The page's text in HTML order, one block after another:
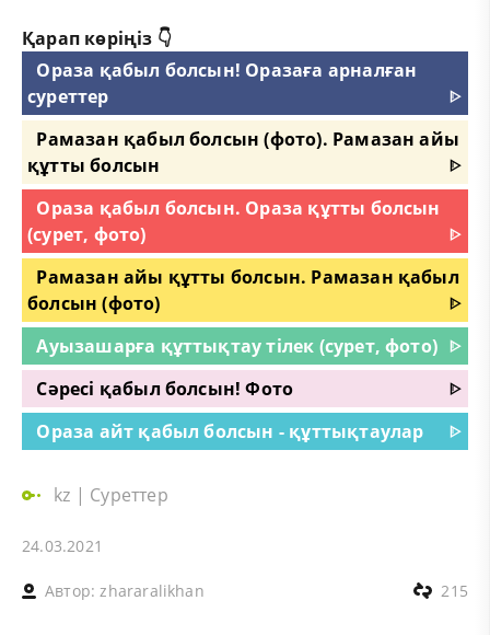
Қарап көріңіз 👇
Ораза қабыл болсын! Оразаға арналған
суреттер
ᐈ
Рамазан қабыл болсын (фото). Рамазан айы
құтты болсын
ᐈ
Ораза қабыл болсын. Ораза құтты болсын
(сурет, фото)
ᐈ
Рамазан айы құтты болсын. Рамазан қабыл
болсын (фото)
ᐈ
Ауызашарға құттықтау тілек (сурет, фото) ᐈ
Сәресі қабыл болсын! Фото
ᐈ
Ораза айт қабыл болсын - құттықтаулар
ᐈ
kz | Суреттер
24.03.2021
Автор:zhararalikhan 215